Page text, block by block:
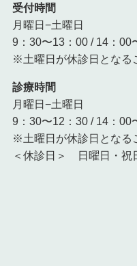
受付時間
月曜日−土曜日
9：30〜13：00 / 14：00
※土曜日が休診日となる
診療時間
月曜日−土曜日
9：30〜12：30 / 14：00
※土曜日が休診日となる
＜休診日＞ 日曜日・祝